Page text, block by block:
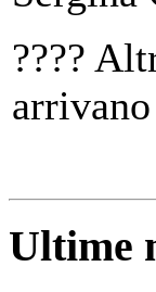
????
Ultime